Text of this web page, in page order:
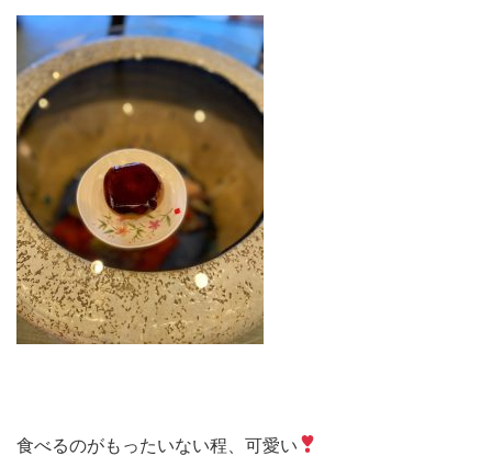
食べるのがもったいない程、可愛い